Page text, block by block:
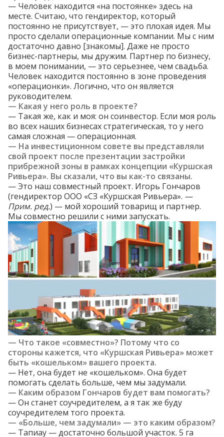
— Человек находится «на постоянке» здесь на
месте. Считаю, что гендиректор, который
постоянно не присутствует, — это плохая идея. Мы
просто сделали операционные компании. Мы с ним
достаточно давно [знакомы]. Даже не просто
бизнес-партнеры, мы дружим. Партнер по бизнесу,
в моем понимании, — это серьезнее, чем свадьба.
Человек находится постоянно в зоне проведения
«операционки». Логично, что он является
руководителем.
— Какая у него роль в проекте?
— Такая же, как и моя: он соинвестор. Если моя роль
во всех наших бизнесах стратегическая, то у него
самая сложная — операционная.
— На инвестиционном совете вы представляли
свой проект после презентации застройки
прибрежной зоны в рамках концепции «Куршская
Ривьера». Вы сказали, что вы как-то связаны.
— Это наш совместный проект. Игорь Гончаров
(гендиректор ООО «СЗ «Куршская Ривьера». —
Прим. ред.) — мой хороший товарищ и партнер.
Мы совместно решили с ними запускать.
— Что такое «совместно»? Потому что со
стороны кажется, что «Куршская Ривьера» может
быть «кошельком» вашего проекта.
— Нет, она будет не «кошельком». Она будет
помогать сделать больше, чем мы задумали.
— Каким образом Гончаров будет вам помогать?
— Он станет соучредителем, а я так же буду
соучредителем того проекта.
— «Больше, чем задумали» — это каким образом?
— Тапиау — достаточно большой участок. 5 га